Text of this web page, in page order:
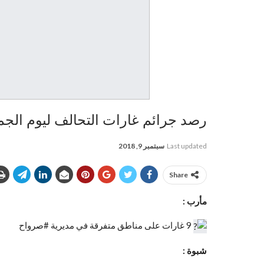
رصد جرائم غارات التحالف ليوم الجمعة
Last updated سبتمبر 9, 2018
Share
مأرب :
شبوة :